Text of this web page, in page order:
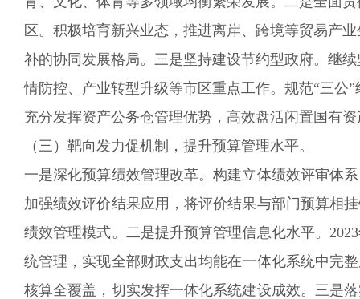
区。积极培育新兴业态，推进离岸、跨境等贸易产
补的协同发展格局。 三是坚持建设节约型政府。继
情防控、产业转型升级等市区重点工作。规范“三公
充分发挥资产公务仓管理优势，高效盘活闲置国有资
（三） 靶向发力促机制，提升预算管理水平。
一是深化预算绩效管理改革。构建立体绩效评审体
加强绩效评价结果应用，将评价结果与部门预算相
绩效管理模式。二是提升预算管理信息化水平。
统管理，实现全部财政支出均能在一体化系统中完
核算全覆盖，切实发挥一体化系统建设成效。三是